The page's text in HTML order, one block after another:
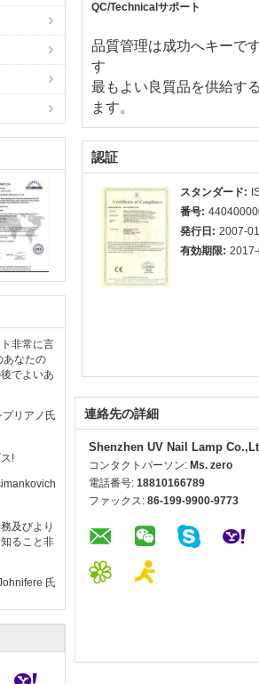
非常に言
あなたの
でよいあ
リアノ氏
!
及びより
ること非
氏
QC/Technicalサポート
品質管理は成功へキーで
す
最もよい良質品を供給す
ます。
認証
スタンダード:
番号:
発行日: 2007-
有効期限:
連絡先の詳細
Shenzhen UV Nail Lamp
コンタクトパーソン: Ms. zero
電話番号: 18810166789
ファックス: 86-199-9900-9773